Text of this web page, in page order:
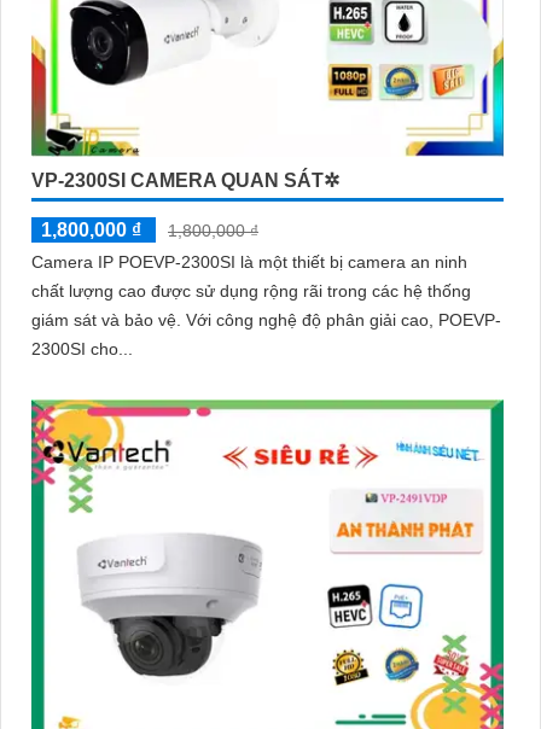
VP-2300SI CAMERA QUAN SÁT✲
1,800,000 ₫
1,800,000 ₫
Camera IP POEVP-2300SI là một thiết bị camera an ninh
chất lượng cao được sử dụng rộng rãi trong các hệ thống
giám sát và bảo vệ. Với công nghệ độ phân giải cao, POEVP-
2300SI cho...